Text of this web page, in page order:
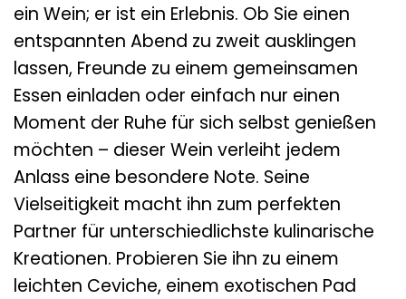
ein Wein; er ist ein Erlebnis. Ob Sie einen
entspannten Abend zu zweit ausklingen
lassen, Freunde zu einem gemeinsamen
Essen einladen oder einfach nur einen
Moment der Ruhe für sich selbst genießen
möchten – dieser Wein verleiht jedem
Anlass eine besondere Note. Seine
Vielseitigkeit macht ihn zum perfekten
Partner für unterschiedlichste kulinarische
Kreationen. Probieren Sie ihn zu einem
leichten Ceviche, einem exotischen Pad